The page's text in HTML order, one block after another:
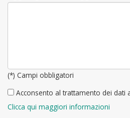
(*) Campi obbligatori
Acconsento al trattamento dei dati
Clicca qui maggiori informazioni